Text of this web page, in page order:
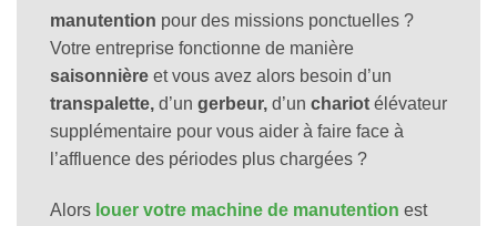
manutention pour des missions ponctuelles ?
Votre entreprise fonctionne de manière
saisonnière et vous avez alors besoin d’un
transpalette, d’un gerbeur, d’un chariot élévateur
supplémentaire pour vous aider à faire face à
l’affluence des périodes plus chargées ?
Alors louer votre machine de manutention est